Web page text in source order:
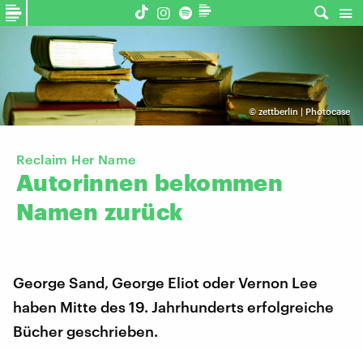
© zettberlin | Photocase
Reclaim Her Name
Autorinnen bekommen
Namen zurück
George Sand, George Eliot oder Vernon Lee
haben Mitte des 19. Jahrhunderts erfolgreiche
Bücher geschrieben.